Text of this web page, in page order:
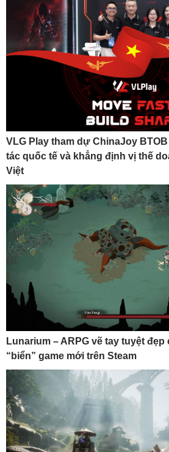
VLG Play tham dự ChinaJoy
tác quốc tế và khẳng định vị thế
Việt
Lunarium – ARPG vẽ tay tuyệt
“biển” game mới trên Steam